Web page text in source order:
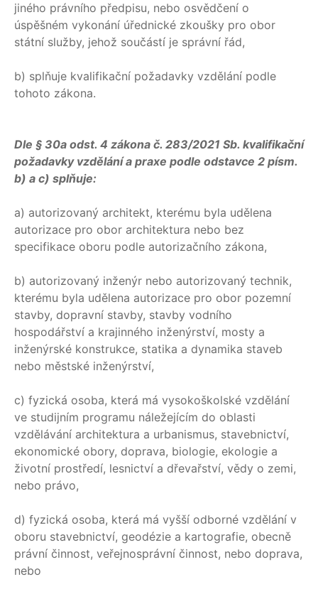
jiného právního předpisu, nebo osvědčení o
úspěšném vykonání úřednické zkoušky pro obor
státní služby, jehož součástí je správní řád,
b) splňuje kvalifikační požadavky vzdělání podle
tohoto zákona.
Dle § 30a odst. 4 zákona č. 283/2021 Sb. kvalifikační
požadavky vzdělání a praxe podle odstavce 2 písm.
b) a c) splňuje:
a) autorizovaný architekt, kterému byla udělena
autorizace pro obor architektura nebo bez
specifikace oboru podle autorizačního zákona,
b) autorizovaný inženýr nebo autorizovaný technik,
kterému byla udělena autorizace pro obor pozemní
stavby, dopravní stavby, stavby vodního
hospodářství a krajinného inženýrství, mosty a
inženýrské konstrukce, statika a dynamika staveb
nebo městské inženýrství,
c) fyzická osoba, která má vysokoškolské vzdělání
ve studijním programu náležejícím do oblasti
vzdělávání architektura a urbanismus, stavebnictví,
ekonomické obory, doprava, biologie, ekologie a
životní prostředí, lesnictví a dřevařství, vědy o zemi,
nebo právo,
d) fyzická osoba, která má vyšší odborné vzdělání v
oboru stavebnictví, geodézie a kartografie, obecně
právní činnost, veřejnosprávní činnost, nebo doprava,
nebo